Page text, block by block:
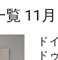
覧 11
ド
ド